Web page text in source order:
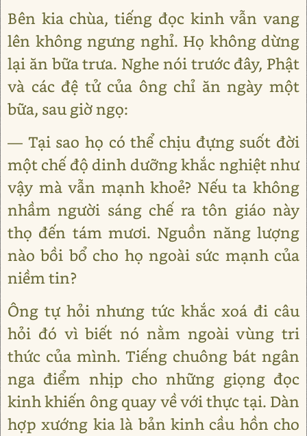
Bên kia chùa, tiếng đọc kinh vẫn vang
lên không ngưng nghỉ. Họ không dừng
lại ăn bữa trưa. Nghe nói trước đây, Phật
và các đệ tử của ông chỉ ăn ngày một
bữa, sau giờ ngọ:
― Tại sao họ có thể chịu đựng suốt đời
một chế độ dinh dưỡng khắc nghiệt như
vậy mà vẫn mạnh khoẻ? Nếu ta không
nhầm người sáng chế ra tôn giáo này
thọ đến tám mươi. Nguồn năng lượng
nào bồi bổ cho họ ngoài sức mạnh của
niềm tin?
Ông tự hỏi nhưng tức khắc xoá đi câu
hỏi đó vì biết nó nằm ngoài vùng tri
thức của mình. Tiếng chuông bát ngân
nga điểm nhịp cho những giọng đọc
kinh khiến ông quay về với thực tại. Dàn
hợp xướng kia là bản kinh cầu hồn cho